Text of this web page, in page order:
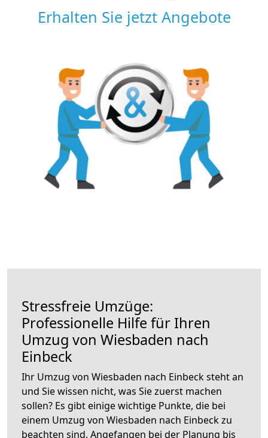
Erhalten Sie jetzt Angebote
Stressfreie Umzüge:
Professionelle Hilfe für Ihren
Umzug von Wiesbaden nach
Einbeck
Ihr Umzug von Wiesbaden nach Einbeck steht an
und Sie wissen nicht, was Sie zuerst machen
sollen? Es gibt einige wichtige Punkte, die bei
einem Umzug von Wiesbaden nach Einbeck zu
beachten sind. Angefangen bei der Planung bis